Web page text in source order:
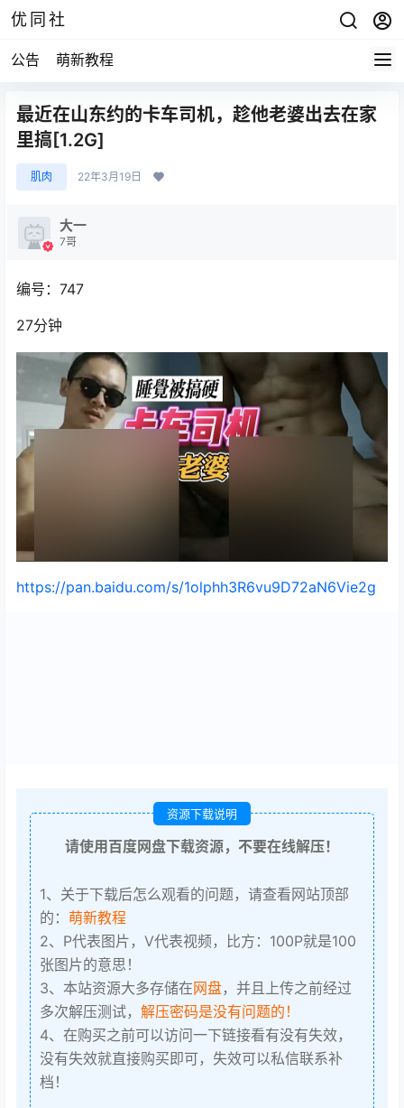
优同社
公告 萌新教程
最近在山东约的卡车司机，趁他老婆出去在家
里搞[1.2G]
肌肉 22年3月19日
大一
7哥
编号：747
27分钟
https://pan.baidu.com/s/1olphh3R6vu9D72aN6Vie2g
资源下载说明
请使用百度网盘下载资源，不要在线解压！
1、关于下载后怎么观看的问题，请查看网站顶部
的： 萌新教程
2、P代表图片，V代表视频，比方：100P就是100
张图片的意思！
3、本站资源大多存储在网盘，并且上传之前经过
多次解压测试， 解压密码是没有问题的！
4、在购买之前可以访问一下链接看有没有失效，
没有失效就直接购买即可，失效可以私信联系补
档！